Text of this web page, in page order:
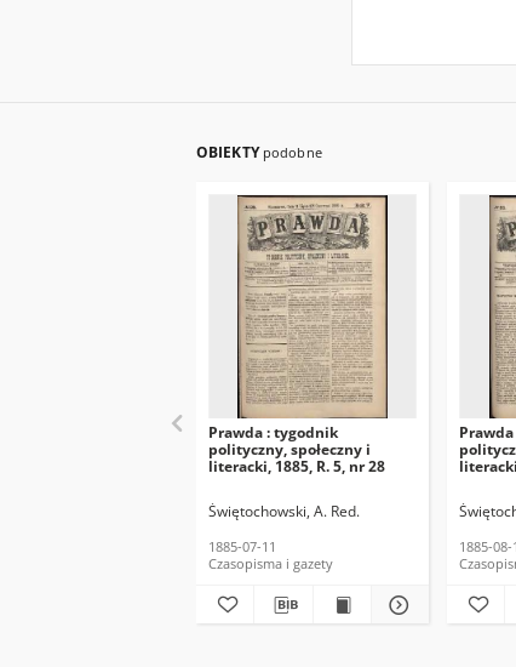
OBIEKTY podobne
Prawda : tygodnik
polityczny, społeczny i
literacki, 1885, R. 5, nr 28
Świętochowski, A. Red.
1885-07-11
Czasopisma i gazety
1885-08-